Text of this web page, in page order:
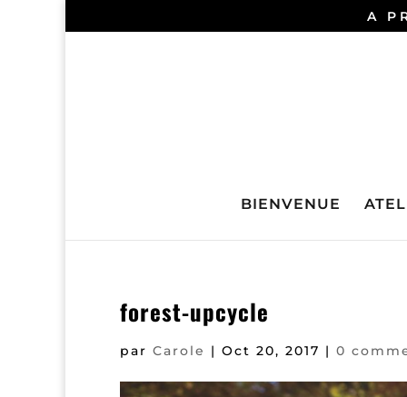
A
BIENVENUE
forest-upcycle
par Carole | Oct 20, 2017 | 0